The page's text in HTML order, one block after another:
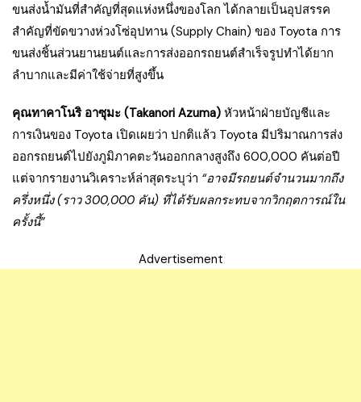
ขนส่งน้ำมันที่สำคัญที่สุดแห่งหนึ่งของโลก ได้กลายเป็นอุปสรรค
สำคัญที่ขัดขวางห่วงโซ่อุปทาน (Supply Chain) ของ Toyota การ
ขนส่งชิ้นส่วนยานยนต์และการส่งออกรถยนต์สำเร็จรูปทำได้ยาก
ลำบากและมีค่าใช้จ่ายที่สูงขึ้น
คุณทาคาโนริ อาซุมะ (Takanori Azuma) หัวหน้าฝ่ายบัญชีและ
การเงินของ Toyota เปิดเผยว่า ปกติแล้ว Toyota มีปริมาณการส่ง
ออกรถยนต์ไปยังภูมิภาคตะวันออกกลางสูงถึง 600,000 คันต่อปี
แต่จากรายงานวิเคราะห์ล่าสุดระบุว่า “อาจมีรถยนต์จำนวนมากถึง
ครึ่งหนึ่ง (ราว 300,000 คัน) ที่ได้รับผลกระทบจากวิกฤตการณ์ใน
ครั้งนี้”
Advertisement